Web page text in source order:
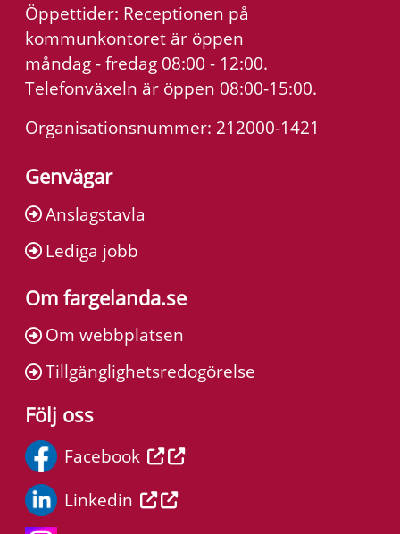
Öppettider: Receptionen på
kommunkontoret är öppen
måndag - fredag 08:00 - 12:00.
Telefonväxeln är öppen 08:00-15:00.
Organisationsnummer: 212000-1421
Genvägar
Anslagstavla
Lediga jobb
Om fargelanda.se
Om webbplatsen
Tillgänglighetsredogörelse
Följ oss
Facebook
Linkedin